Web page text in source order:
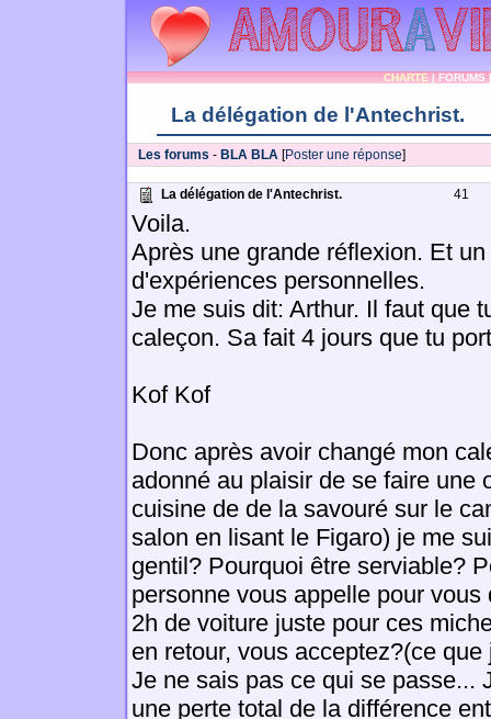
CHARTE|FORUMS
La délégation de l'Antechrist.
Les forums - BLA BLA [Poster une réponse]
La délégation de l'Antechrist. 41
Voila.
Après une grande réflexion. Et
d'expériences personnelles.
Je me suis dit: Arthur. Il faut que
caleçon. Sa fait 4 jours que tu
Kof Kof
Donc après avoir changé mon
adonné au plaisir de se faire une
cuisine de de la savouré sur le
salon en lisant le Figaro) je me
gentil? Pourquoi être serviable?
personne vous appelle pour vous
2h de voiture juste pour ces
en retour, vous acceptez?(ce que
Je ne sais pas ce qui se passe...
une perte total de la différence